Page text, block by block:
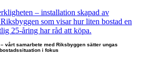
vårt samarbete med Riksbyggen sätter ungas
bostadssituation i fokus